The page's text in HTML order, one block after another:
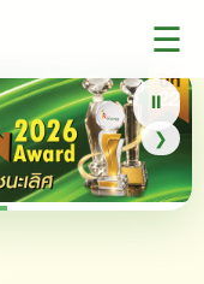
☰
❯
⏸